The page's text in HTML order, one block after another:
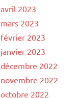
avril 2023
mars 2023
février 2023
janvier 2023
décembre 2022
novembre 2022
octobre 2022